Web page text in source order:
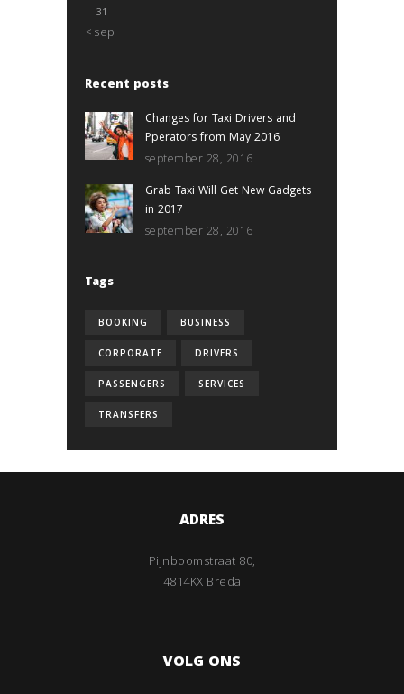
31
« sep
Recent posts
Changes for Taxi Drivers and
Pperators from May 2016
september 28, 2016
Grab Taxi Will Get New Gadgets
in 2017
september 28, 2016
Tags
BOOKING BUSINESS
CORPORATE DRIVERS
PASSENGERS SERVICES
TRANSFERS
ADRES
Pijnboomstraat 80,
4814KX Breda
VOLG ONS